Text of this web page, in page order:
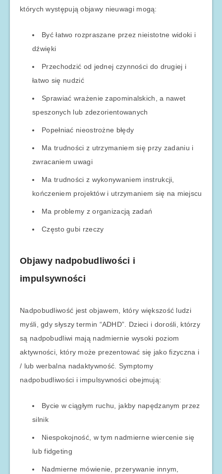
których występują objawy nieuwagi mogą:
Być łatwo rozpraszane przez nieistotne widoki i
dźwięki
Przechodzić od jednej czynności do drugiej i
łatwo się nudzić
Sprawiać wrażenie zapominalskich, a nawet
speszonych lub zdezorientowanych
Popełniać nieostrożne błędy
Ma trudności z utrzymaniem się przy zadaniu i
zwracaniem uwagi
Ma trudności z wykonywaniem instrukcji,
kończeniem projektów i utrzymaniem się na miejscu
Ma problemy z organizacją zadań
Często gubi rzeczy
Objawy nadpobudliwości i
impulsywności
Nadpobudliwość jest objawem, który większość ludzi
myśli, gdy słyszy termin “ADHD”. Dzieci i dorośli, którzy
są nadpobudliwi mają nadmiernie wysoki poziom
aktywności, który może prezentować się jako fizyczna i
/ lub werbalna nadaktywność. Symptomy
nadpobudliwości i impulsywności obejmują:
Bycie w ciągłym ruchu, jakby napędzanym przez
silnik
Niespokojność, w tym nadmierne wiercenie się
lub fidgeting
Nadmierne mówienie, przerywanie innym,